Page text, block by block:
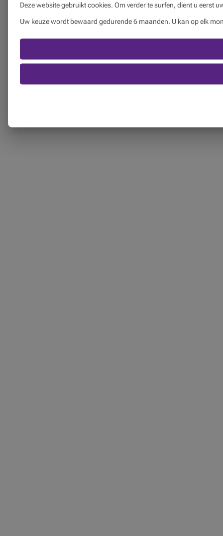
Deze website gebruikt cookies. Om verder te surfen, dient u eerst
Uw keuze wordt bewaard gedurende 6 maanden. U kan op elk